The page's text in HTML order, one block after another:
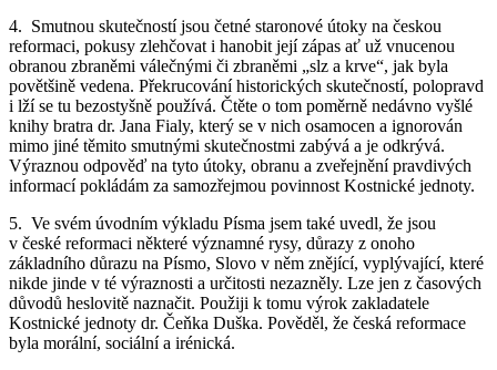
4. Smutnou skutečností jsou četné staronové útoky na českou
reformaci, pokusy zlehčovat i hanobit její zápas ať už vnucenou
obranou zbraněmi válečnými či zbraněmi „slz a krve“, jak byla
povětšině vedena. Překrucování historických skutečností, polopravd
i lží se tu bezostyšně používá. Čtěte o tom poměrně nedávno vyšlé
knihy bratra dr. Jana Fialy, který se v nich osamocen a ignorován
mimo jiné těmito smutnými skutečnostmi zabývá a je odkrývá.
Výraznou odpověď na tyto útoky, obranu a zveřejnění pravdivých
informací pokládám za samozřejmou povinnost Kostnické jednoty.
5. Ve svém úvodním výkladu Písma jsem také uvedl, že jsou
v české reformaci některé významné rysy, důrazy z onoho
základního důrazu na Písmo, Slovo v něm znějící, vyplývající, které
nikde jinde v té výraznosti a určitosti nezazněly. Lze jen z časových
důvodů heslovitě naznačit. Použiji k tomu výrok zakladatele
Kostnické jednoty dr. Čeňka Duška. Pověděl, že česká reformace
byla morální, sociální a irénická.